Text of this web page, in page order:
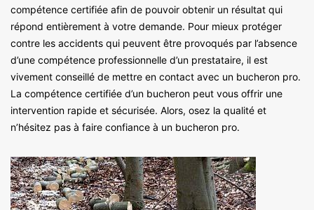
compétence certifiée afin de pouvoir obtenir un résultat qui
répond entièrement à votre demande. Pour mieux protéger
contre les accidents qui peuvent être provoqués par l’absence
d’une compétence professionnelle d’un prestataire, il est
vivement conseillé de mettre en contact avec un bucheron pro.
La compétence certifiée d’un bucheron peut vous offrir une
intervention rapide et sécurisée. Alors, osez la qualité et
n’hésitez pas à faire confiance à un bucheron pro.